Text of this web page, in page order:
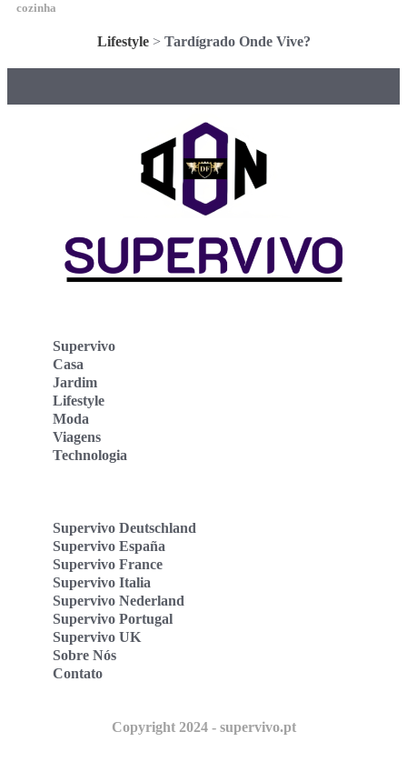
cozinha
Lifestyle> Tardígrado Onde Vive?
Supervivo
Casa
Jardim
Lifestyle
Moda
Viagens
Technologia
Supervivo Deutschland
Supervivo España
Supervivo France
Supervivo Italia
Supervivo Nederland
Supervivo Portugal
Supervivo UK
Sobre Nós
Contato
Copyright 2024 - supervivo.pt